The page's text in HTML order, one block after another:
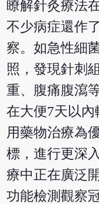
瞭解針灸療法
不少病症還作
察。如急性細
照，發現針刺
重、腹痛腹瀉
在大便7天以
用藥物治療為
標，進行更深
療中正在廣泛
功能檢測觀察